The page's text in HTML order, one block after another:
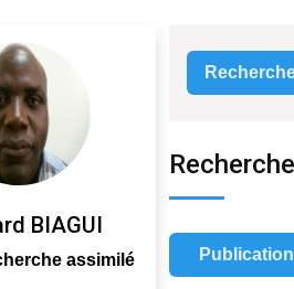
BIAGUI
assimilé